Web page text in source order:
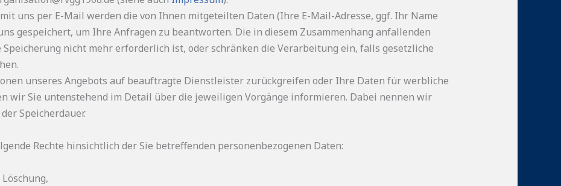
uns per E-Mail werden die von Ihnen mitgeteilten Daten (Ihre E-Mail-Adresse, ggf. Ihr Name
gespeichert, um Ihre Anfragen zu beantworten. Die in diesem Zusammenhang anfallenden
Speicherung nicht mehr erforderlich ist, oder schränken die Verarbeitung ein, falls gesetzliche
unseres Angebots auf beauftragte Dienstleister zurückgreifen oder Ihre Daten für werbliche
wir Sie untenstehend im Detail über die jeweiligen Vorgänge informieren. Dabei nennen wir
Speicherdauer.
Rechte hinsichtlich der Sie betreffenden personenbezogenen Daten: